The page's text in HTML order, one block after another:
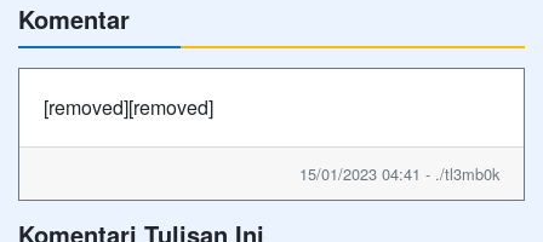
Komentar
[removed][removed]
15/01/2023 04:41 - ./tl3mb0k
Komentari Tulisan Ini